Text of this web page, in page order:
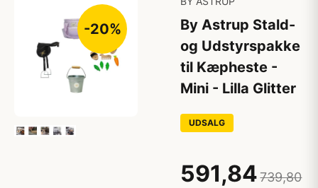
-20%
By Astrup Stald-
og Udstyrspakke
til Kæpheste -
Mini - Lilla Glitter
UDSALG
591,84 739,80